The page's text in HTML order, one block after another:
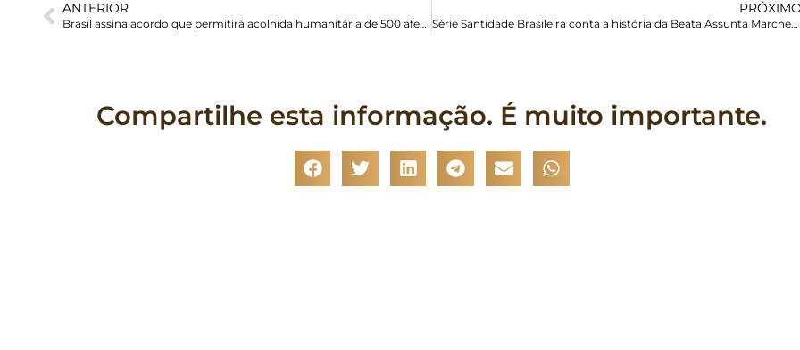
ANTERIOR
Brasil assina acordo que permitirá acolhida humanitária de 500 afegãos em 2025
PRÓXIMO
Série Santidade Brasileira conta a história da Beata Assunta Marchetti
Compartilhe esta informação. É muito importante.